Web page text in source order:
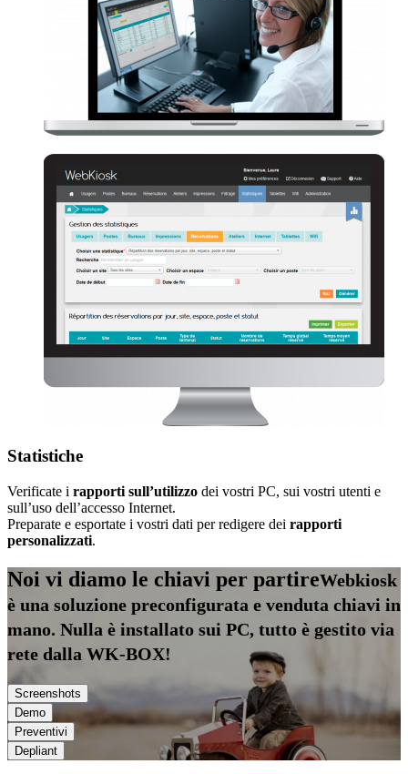
Statistiche
Verificate i rapporti sull’utilizzo dei vostri PC, sui vostri utenti e
sull’uso dell’accesso Internet.
Preparate e esportate i vostri dati per redigere dei rapporti
personalizzati.
Noi vi diamo le chiavi per partireWebkiosk
è una soluzione preconfigurata e venduta chiavi in
mano. Nulla è installato sui PC, tutto è gestito via
rete dalla WK-BOX!
Screenshots
Demo
Preventivi
Depliant